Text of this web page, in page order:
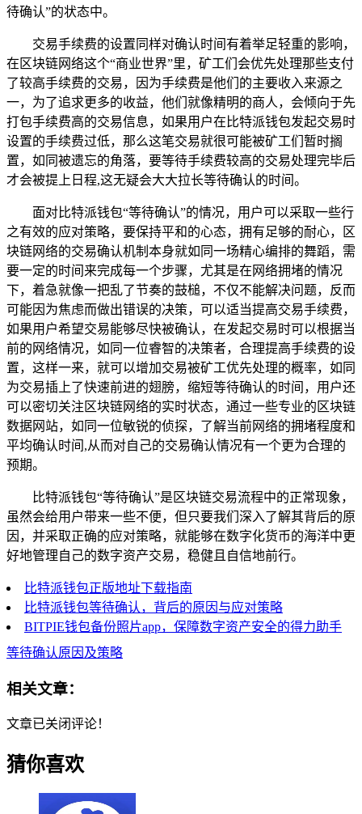
待确认”的状态中。
交易手续费的设置同样对确认时间有着举足轻重的影响，
在区块链网络这个“商业世界”里，矿工们会优先处理那些支付
了较高手续费的交易，因为手续费是他们的主要收入来源之
一，为了追求更多的收益，他们就像精明的商人，会倾向于先
打包手续费高的交易信息，如果用户在比特派钱包发起交易时
设置的手续费过低，那么这笔交易就很可能被矿工们暂时搁
置，如同被遗忘的角落，要等待手续费较高的交易处理完毕后
才会被提上日程,这无疑会大大拉长等待确认的时间。
面对比特派钱包“等待确认”的情况，用户可以采取一些行
之有效的应对策略，要保持平和的心态，拥有足够的耐心，区
块链网络的交易确认机制本身就如同一场精心编排的舞蹈，需
要一定的时间来完成每一个步骤，尤其是在网络拥堵的情况
下，着急就像一把乱了节奏的鼓槌，不仅不能解决问题，反而
可能因为焦虑而做出错误的决策，可以适当提高交易手续费，
如果用户希望交易能够尽快被确认，在发起交易时可以根据当
前的网络情况，如同一位睿智的决策者，合理提高手续费的设
置，这样一来，就可以增加交易被矿工优先处理的概率，如同
为交易插上了快速前进的翅膀，缩短等待确认的时间，用户还
可以密切关注区块链网络的实时状态，通过一些专业的区块链
数据网站，如同一位敏锐的侦探，了解当前网络的拥堵程度和
平均确认时间,从而对自己的交易确认情况有一个更为合理的
预期。
比特派钱包“等待确认”是区块链交易流程中的正常现象，
虽然会给用户带来一些不便，但只要我们深入了解其背后的原
因，并采取正确的应对策略，就能够在数字化货币的海洋中更
好地管理自己的数字资产交易，稳健且自信地前行。
比特派钱包正版地址下载指南
比特派钱包等待确认，背后的原因与应对策略
BITPIE钱包备份照片app，保障数字资产安全的得力助手
等待确认原因及策略
相关文章：
文章已关闭评论！
猜你喜欢